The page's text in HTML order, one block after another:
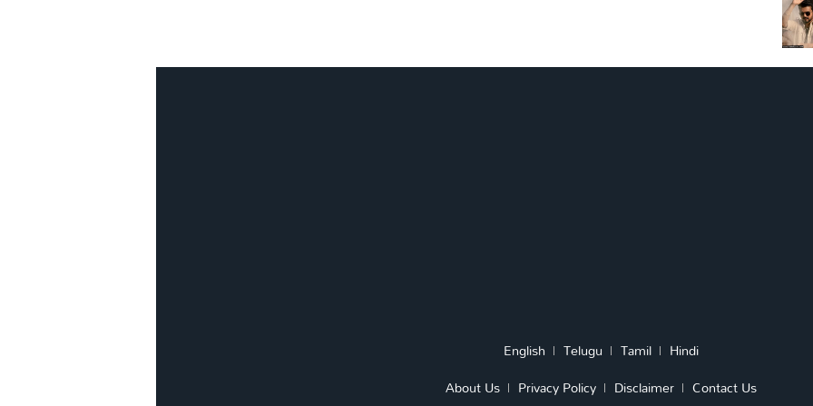
English Telugu Tamil
Hindi
About Us
Privacy Policy Disclaimer Contact Us